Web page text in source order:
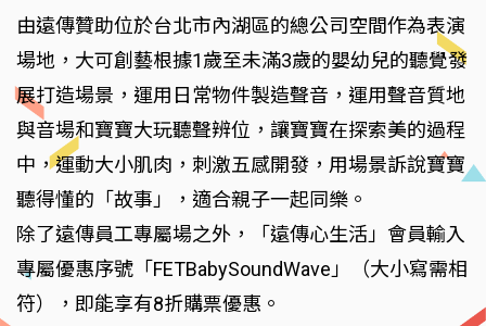
由遠傳贊助位於台北市內湖區的總公司空間作為表演
場地，大可創藝根據1歲至未滿3歲的嬰幼兒的聽覺發
展打造場景，運用日常物件製造聲音，運用聲音質地
與音場和寶寶大玩聽聲辨位，讓寶寶在探索美的過程
中，運動大小肌肉，刺激五感開發，用場景訴說寶寶
聽得懂的「故事」，適合親子一起同樂。
除了遠傳員工專屬場之外，「遠傳心生活」會員輸入
專屬優惠序號「FETBabySoundWave」（大小寫需相
符），即能享有8折購票優惠。